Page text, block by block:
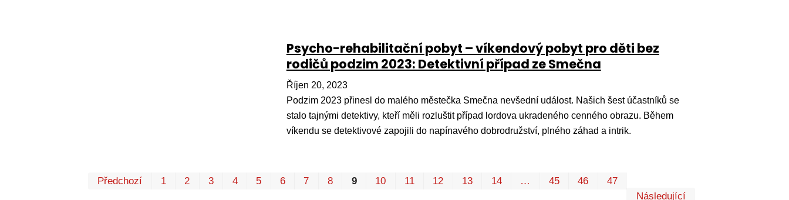
Psycho-rehabilitační pobyt – víkendový pobyt pro děti bez
rodičů podzim 2023: Detektivní případ ze Smečna
Říjen 20, 2023
Podzim 2023 přinesl do malého městečka Smečna nevšední událost. Našich šest účastníků se
stalo tajnými detektivy, kteří měli rozluštit případ lordova ukradeného cenného obrazu. Během
víkendu se detektivové zapojili do napínavého dobrodružství, plného záhad a intrik.
Předchozí 1 2 3 4 5 6 7 8 9 10 11 12 13 14 … 45 46
47
Následující